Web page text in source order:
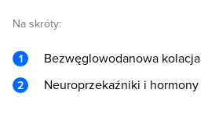
Na skróty:
Bezwęglowodanowa kolacja
Neuroprzekaźniki i hormony